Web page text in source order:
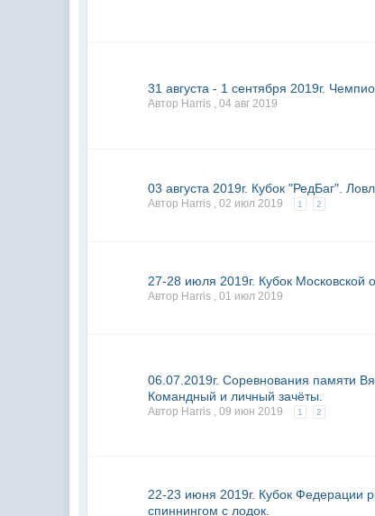
31 августа - 1 сентября 2019г.
Автор Harris ,04 авг 2019
03 августа 2019г. Кубок "РедБаг".
Автор Harris ,02 июл 2019 1 2
27-28 июля 2019г. Кубок Московской
Автор Harris ,01 июл 2019
06.07.2019г. Соревнования памяти
Командный и личный зачёты.
Автор Harris ,09 июн 2019 1 2
22-23 июня 2019г. Кубок Федерации
спиннингом с лодок.